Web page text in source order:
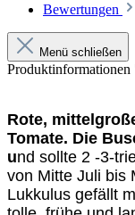
Bewertungen
Menü schließen
Rote,
Tomate. Die
und sollte 2 -3-
von Mitte Juli bis
Lukkulus gefällt